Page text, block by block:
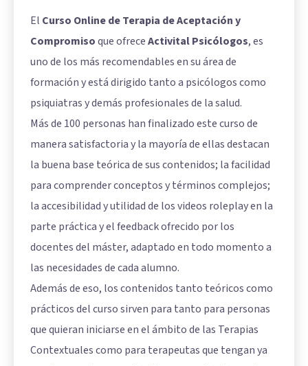
El Curso Online de Terapia de Aceptación y
Compromisoque ofreceActivital Psicólogos, es
uno de los más recomendables en su área de
formación y está dirigido tanto a psicólogos como
psiquiatras y demás profesionales de la salud.
Más de 100 personas han finalizado este curso de
manera satisfactoria y la mayoría de ellas destacan
la buena base teórica de sus contenidos; la facilidad
para comprender conceptos y términos complejos;
la accesibilidad y utilidad de los videos roleplay en la
parte práctica y el feedback ofrecido por los
docentes del máster, adaptado en todo momento a
las necesidades de cada alumno.
Además de eso, los contenidos tanto teóricos como
prácticos del curso sirven para tanto para personas
que quieran iniciarse en el ámbito de las Terapias
Contextuales como para terapeutas que tengan ya